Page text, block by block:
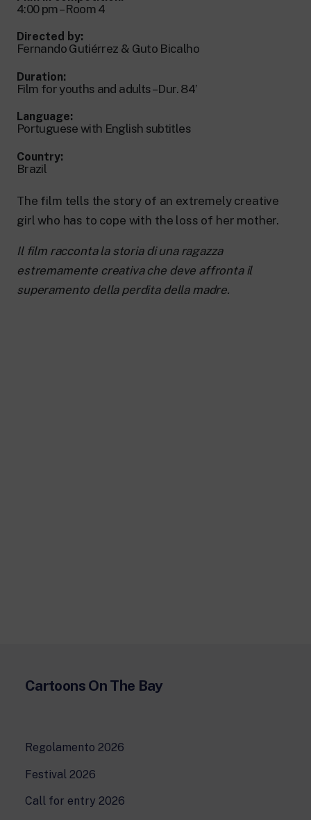
New 24 ore su 24: attualità, ultime notizie
e aggiornamenti.
Le redazioni regionali di RaiNews.
Rai TgR
Approfondimenti culturali su Arte,
Per le scuole secondarie di I e II grado,
l’Università, i Docenti e l’istruzione degli
adulti.
4:00 pm – Room 4
Directed by:
Fernando Gutiérrez & Guto Bicalho
Duration:
Film for youths and adults – Dur. 84’
Language:
Portuguese with English subtitles
Country:
Brazil
The film tells the story of an extremely creative
girl who has to cope with the loss of her mother.
Il film racconta la storia di una ragazza
estremamente creativa che deve affronta il
superamento della perdita della madre.
Cartoons On The Bay
Regolamento 2026
Festival 2026
Call for entry 2026